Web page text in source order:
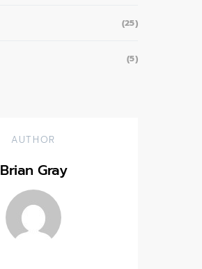
(25)
(5)
AUTHOR
Brian Gray